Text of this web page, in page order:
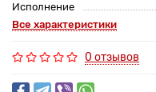
Исполнение
Все характеристики
0 отзывов